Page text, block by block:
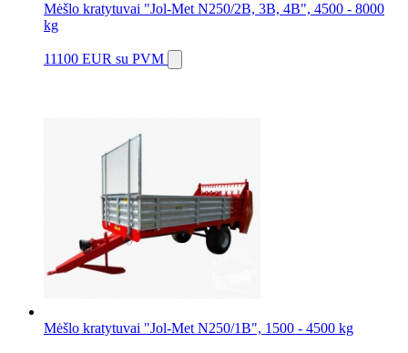
Mėšlo kratytuvai "Jol-Met N250/2B, 3B, 4B", 4500 - 8000
kg
11100 EUR su PVM
Mėšlo kratytuvai "Jol-Met N250/1B", 1500 - 4500 kg